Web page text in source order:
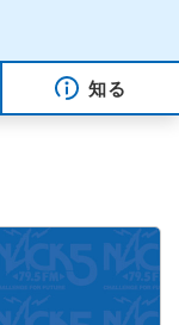
知る